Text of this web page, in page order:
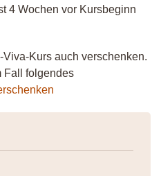
4 Wochen vor Kursbeginn
Kurs auch verschenken.
Fall folgendes